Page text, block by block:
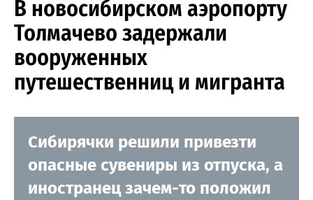
В новосибирском аэропорту
Толмачево задержали
вооруженных
путешественниц и мигранта
Сибирячки решили привезти
опасные сувениры из отпуска, а
иностранец зачем-то положил